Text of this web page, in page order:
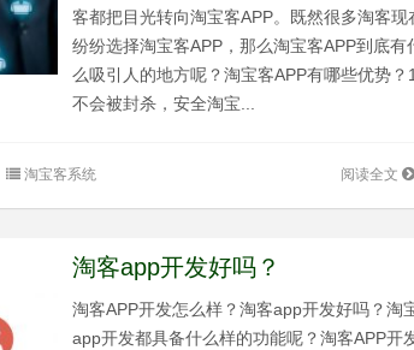
客都把目光转向淘宝客APP。既然很多淘客现
纷纷选择淘宝客APP，那么淘宝客APP到底有
么吸引人的地方呢？淘宝客APP有哪些优势？1
不会被封杀，安全淘宝...
阅读全文
淘宝客系统
淘客app开发好吗？
淘客APP开发怎么样？淘客app开发好吗？淘
app开发都具备什么样的功能呢？淘客APP开